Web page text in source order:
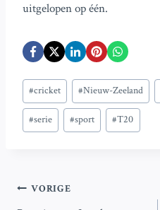
uitgelopen op één.
Bericht
tags:
#cricket #Nieuw-Zeeland
#serie #sport #T20
Bericht
VORIGE